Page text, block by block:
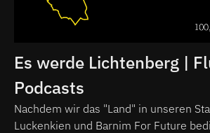
Es werde Lichtenberg |
Podcasts
Nachdem wir das "Land" in unseren
Luckenkien und Barnim For Future